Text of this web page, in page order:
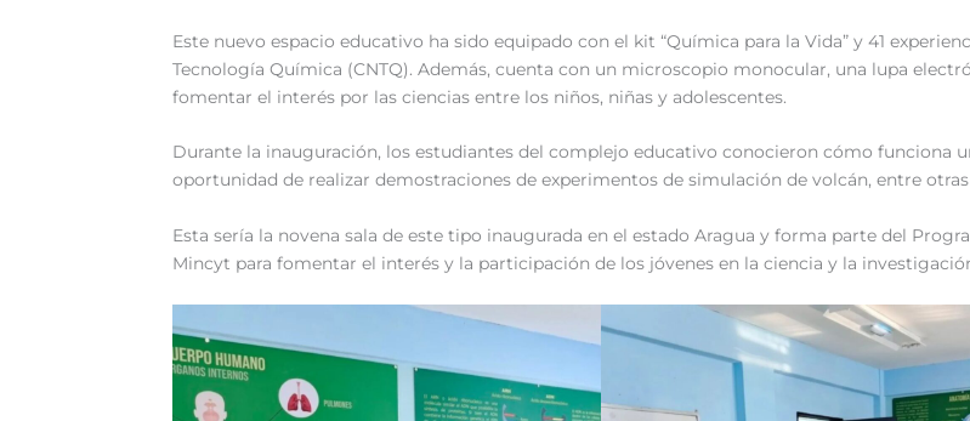
Este nuevo espacio educativo ha sido equipado con el kit “Química para la Vida” y 41
Tecnología Química (CNTQ). Además, cuenta con un microscopio monocular, una lupa
fomentar el interés por las ciencias entre los niños, niñas y adolescentes.
Durante la inauguración, los estudiantes del complejo educativo conocieron cómo funciona
oportunidad de realizar demostraciones de experimentos de simulación de volcán, entre
Esta sería la novena sala de este tipo inaugurada en el estado Aragua y forma parte del
Mincyt para fomentar el interés y la participación de los jóvenes en la ciencia y la